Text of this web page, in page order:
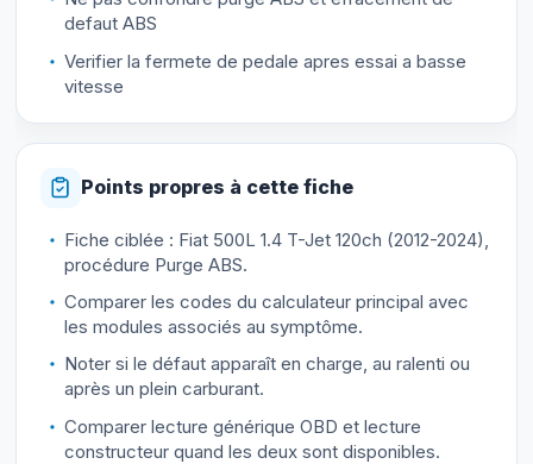
defaut ABS
Verifier la fermete de pedale apres essai a basse
vitesse
Points propres à cette fiche
Fiche ciblée : Fiat 500L 1.4 T-Jet 120ch (2012-2024),
procédure Purge ABS.
Comparer les codes du calculateur principal avec
les modules associés au symptôme.
Noter si le défaut apparaît en charge, au ralenti ou
après un plein carburant.
Comparer lecture générique OBD et lecture
constructeur quand les deux sont disponibles.